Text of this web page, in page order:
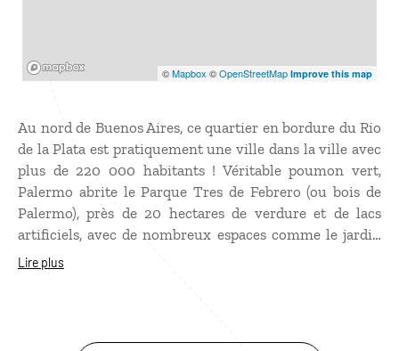
©Mapbox ©OpenStreetMap Improve this map
Au nord de Buenos Aires, ce quartier en bordure du Rio
de la Plata est pratiquement une ville dans la ville avec
plus de 220 000 habitants ! Véritable poumon vert,
Palermo abrite le Parque Tres de Febrero (ou bois de
Palermo), près de 20 hectares de verdure et de lacs
artificiels, avec de nombreux espaces comme le jardin
japonais, le zoo, le planetarium ou le jardin botanique.
Viejo autour de la plaza Cortazar, coin charmant avec
Lire plus